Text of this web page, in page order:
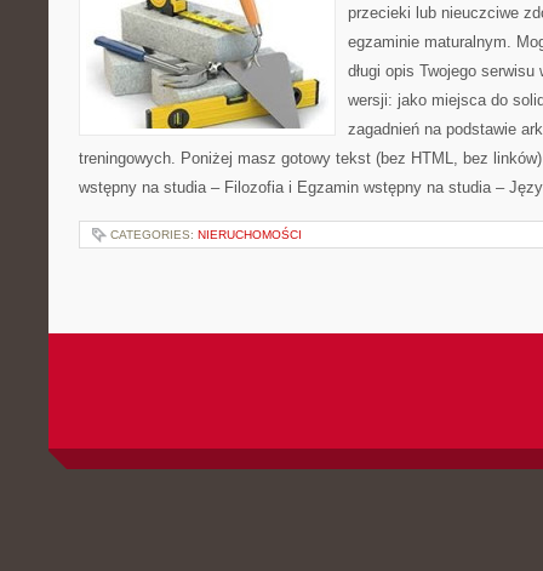
przecieki lub nieuczciwe
egzaminie maturalnym.
długi opis Twojego
wersji: jako miejsca do
zagadnień na podstawie
treningowych. Poniżej masz gotowy tekst (bez HTML, bez
wstępny na studia – Filozofia i Egzamin wstępny na studia –
CATEGORIES: NIERUCHOMOŚCI